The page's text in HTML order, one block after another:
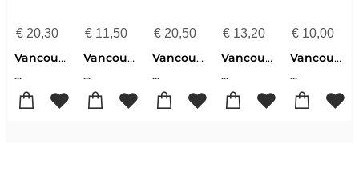
€20,30
Vancouver 8
...
€11,50
Vancouver & Victoria
...
€ 20,50
Vancouver Island (wf) 68T Sunshine Coast, Nord-Vancouver
...
€ 13,20
Vancouver & Vancouver Island
...
€ 10,00
Vancouver
...